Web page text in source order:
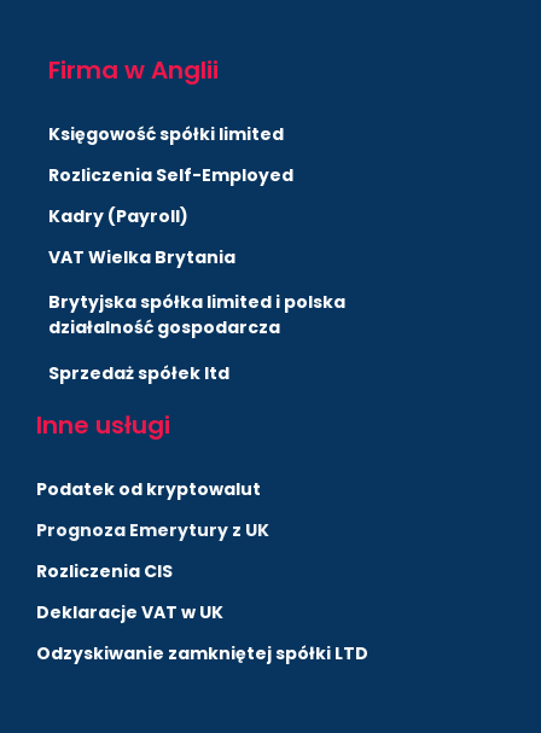
Firma w Anglii
Księgowość spółki limited
Rozliczenia Self-Employed
Kadry (Payroll)
VAT Wielka Brytania
Brytyjska spółka limited i polska
działalność gospodarcza
Sprzedaż spółek ltd
Inne usługi
Podatek od kryptowalut
Prognoza Emerytury z UK
Rozliczenia CIS
Deklaracje VAT w UK
Odzyskiwanie zamkniętej spółki LTD